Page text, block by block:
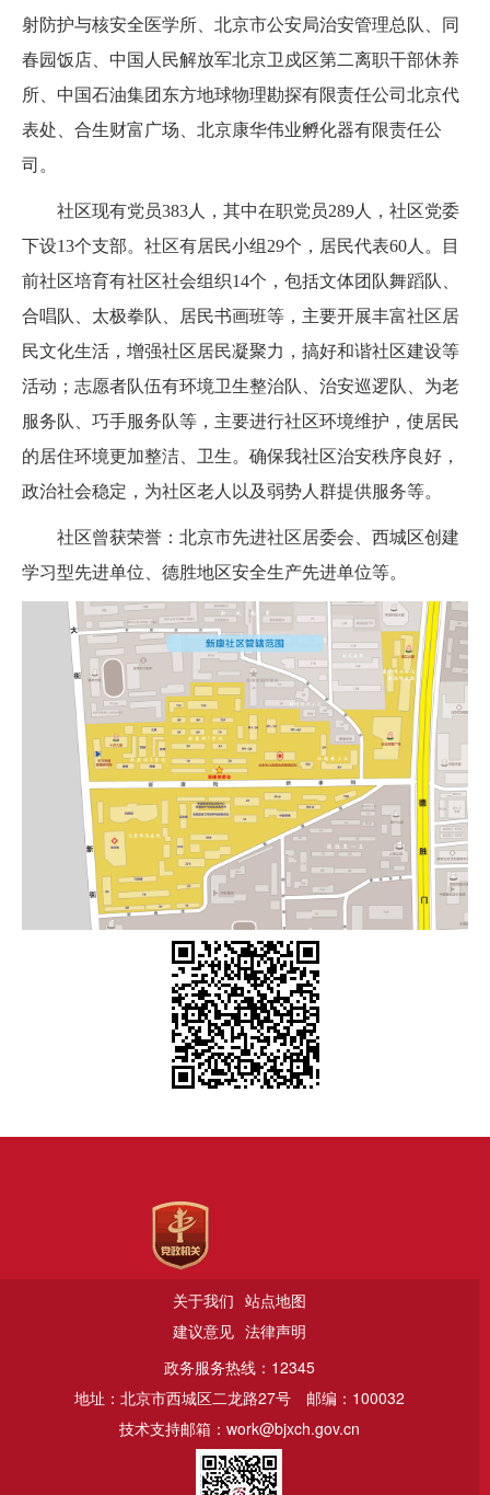
射防护与核安全医学所、北京市公安局治安管理总队、同
春园饭店、中国人民解放军北京卫戍区第二离职干部休养
所、中国石油集团东方地球物理勘探有限责任公司北京代
表处、合生财富广场、北京康华伟业孵化器有限责任公
司。
社区现有党员383人，其中在职党员289人，社区党委
下设13个支部。社区有居民小组29个，居民代表60人。目
前社区培育有社区社会组织14个，包括文体团队舞蹈队、
合唱队、太极拳队、居民书画班等，主要开展丰富社区居
民文化生活，增强社区居民凝聚力，搞好和谐社区建设等
活动；志愿者队伍有环境卫生整治队、治安巡逻队、为老
服务队、巧手服务队等，主要进行社区环境维护，使居民
的居住环境更加整洁、卫生。确保我社区治安秩序良好，
政治社会稳定，为社区老人以及弱势人群提供服务等。
社区曾获荣誉：北京市先进社区居委会、西城区创建
学习型先进单位、德胜地区安全生产先进单位等。
关于我们 站点地图
建议意见 法律声明
政务服务热线：12345
地址：北京市西城区二龙路27号
邮编：100032
技术支持邮箱：work@bjxch.gov.cn